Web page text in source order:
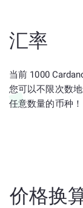
汇率
当前 1000
您可以不限次数
任意数量的币种！
价格换